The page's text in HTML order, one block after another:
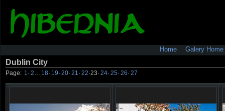
Home Galery Home
Dublin City
Page: 1 · 2 18· 19· 20· 21 · 22·23· 24· 25· 26· 27